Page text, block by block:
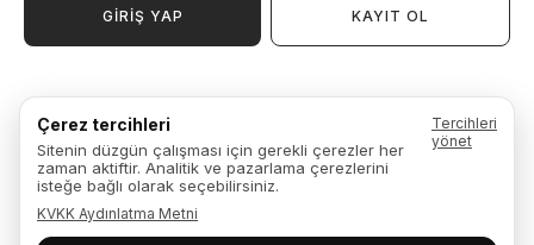
Çerez tercihleri
Sitenin düzgün çalışması için gerekli çerezler her
zaman aktiftir. Analitik ve pazarlama çerezlerini
isteğe bağlı olarak seçebilirsiniz.
KVKK Aydınlatma Metni
Tercihleri
yönet
GİRİŞ YAP KAYIT OL
Garanti, İade ve Değişim
Kişisel Verilerin Kullanılması ve İşlenmesi Aydınlatma Metni